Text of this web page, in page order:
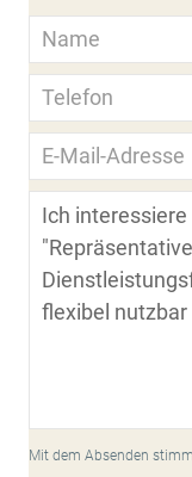
Mit dem Absenden